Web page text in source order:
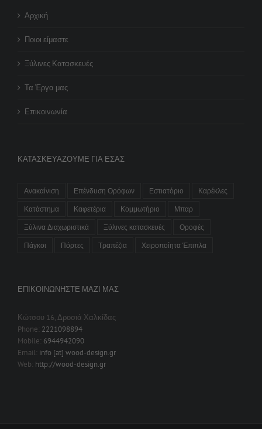
Αρχική
Ποιοι είμαστε
Ξύλινες Κατασκευές
Τα Έργα μας
Επικοινωνία
ΚΑΤΑΣΚΕΥΆΖΟΥΜΕ ΓΙΑ ΕΣΆΣ
Ανακαίνιση Επένδυση Ορόφων Εστιατόριο Καρέκλες
Κατάστημα Καφετέρια Κομμωτήριο Μπαρ
Ξύλινα Διαχωριστικά Ξύλινες κατασκευές Οροφές
Πάγκοι Πόρτες Τραπέζια Χειροποίητα Έπιπλα
ΕΠΙΚΟΙΝΩΝΉΣΤΕ ΜΑΖΊ ΜΑΣ
Κώτσου 16, Δροσιά Χαλκίδας
Phone: 2221098894
Mobile: 6944942090
Email: info [at] wood-design.gr
Web: http://wood-design.gr